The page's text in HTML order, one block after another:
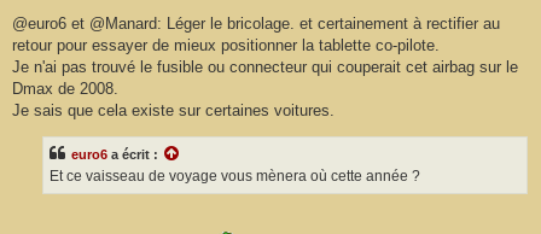
@euro6 et @Manard: Léger le bricolage. et certainement à rectifier au
retour pour essayer de mieux positionner la tablette co-pilote.
Je n'ai pas trouvé le fusible ou connecteur qui couperait cet airbag sur le
Dmax de 2008.
Je sais que cela existe sur certaines voitures.
euro6 a écrit :
Et ce vaisseau de voyage vous mènera où cette année ?